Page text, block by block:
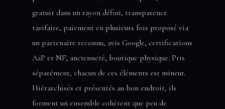
gratuit dans un rayon défini, transparence
tarifaire, paiement en plusieurs fois proposé via
un partenaire reconnu, avis Google, certifications
A2P et NF, ancienneté, boutique physique. Pris
séparément, chacun de ces éléments est mineur.
Hiérarchisés et présentés au bon endroit, ils
forment un ensemble cohérent que peu de